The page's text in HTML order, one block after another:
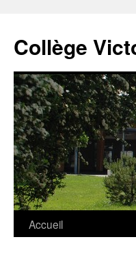
contenu
Collège
Accueil